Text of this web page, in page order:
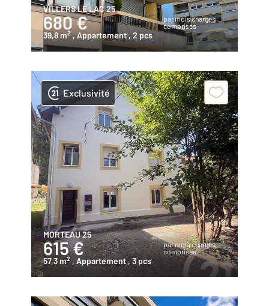
VILLERS LE LAC 25
680 €
par mois charges
comprises
39,8 m2 , Appartement , 2 pcs
Exclusivité
MORTEAU 25
615 €
par mois charges
comprises
57,3 m2 , Appartement, 3 pcs